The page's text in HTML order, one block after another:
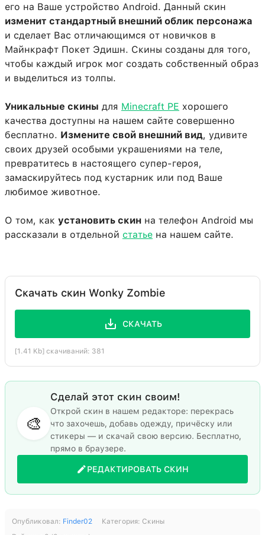
его на Ваше устройство Android. Данный скин
изменит стандартный внешний облик персонажа
и сделает Вас отличающимся от новичков в
Майнкрафт Покет Эдишн. Скины созданы для того,
чтобы каждый игрок мог создать собственный образ
и выделиться из толпы.
Уникальные скины для Minecraft PE хорошего
качества доступны на нашем сайте совершенно
бесплатно. Измените свой внешний вид, удивите
своих друзей особыми украшениями на теле,
превратитесь в настоящего супер-героя,
замаскируйтесь под кустарник или под Ваше
любимое животное.
О том, как установить скин на телефон Android мы
рассказали в отдельной статье на нашем сайте.
Скачать скин Wonky Zombie
СКАЧАТЬ
[1.41 Kb] скачиваний: 381
🎨
Сделай этот скин своим!
Открой скин в нашем редакторе: перекрась
что захочешь, добавь одежду, причёску или
стикеры — и скачай свою версию. Бесплатно,
прямо в браузере.
РЕДАКТИРОВАТЬ СКИН
Опубликовал: Finder02 Категория: Скины